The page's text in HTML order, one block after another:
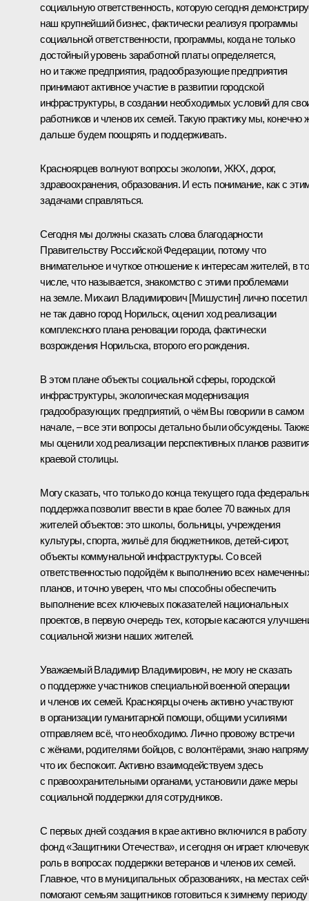
социальную ответственность, которую сегодня
наш крупнейший бизнес, фактически реализуя программы
социальной ответственности, программы, когда не только
достойный уровень заработной платы определяется,
но и также предприятия, градообразующие предприятия
принимают активное участие в развитии городской
инфраструктуры, в создании необходимых условий для
работников и членов их семей. Такую практику мы, конечно
дальше будем поощрять и поддерживать.
Красноярцев волнуют вопросы экологии, ЖКХ, дорог,
здравоохранения, образования. И есть понимание, как с
задачами справляться.
Сегодня мы должны сказать слова благодарности
Правительству Российской Федерации, потому что
внимательное и чуткое отношение к интересам жителей, в
числе, что называется, знакомство с этими проблемами
на земле. Михаил Владимирович [Мишустин] лично посетил
не так давно город Норильск, оценил ход реализации
комплексного плана реновации города, фактически
возрождения Норильска, второго его рождения.
В этом плане объекты социальной сферы, городской
инфраструктуры, экологическая модернизация
градообразующих предприятий, о чём Вы говорили в самом
начале, – все эти вопросы детально были обсуждены.
мы оценили ход реализации перспективных планов
краевой столицы.
Могу сказать, что только до конца текущего года
поддержка позволит ввести в крае более 70 важных для
жителей объектов: это школы, больницы, учреждения
культуры, спорта, жильё для бюджетников, детей-сирот,
объекты коммунальной инфраструктуры. Со всей
ответственностью подойдём к выполнению всех
планов, и точно уверен, что мы способны обеспечить
выполнение всех ключевых показателей национальных
проектов, в первую очередь тех, которые касаются
социальной жизни наших жителей.
Уважаемый Владимир Владимирович, не могу не сказать
о поддержке участников специальной военной операции
и членов их семей. Красноярцы очень активно участвуют
в организации гуманитарной помощи, общими усилиями
отправляем всё, что необходимо. Лично провожу встречи
с жёнами, родителями бойцов, с волонтёрами, знаю
что их беспокоит. Активно взаимодействуем здесь
с правоохранительными органами, установили даже меры
социальной поддержки для сотрудников.
С первых дней создания в крае активно включился в работу
фонд «Защитники Отечества», и сегодня он играет
роль в вопросах поддержки ветеранов и членов их семей.
Главное, что в муниципальных образованиях, на местах
помогают семьям защитников готовиться к зимнему периоду